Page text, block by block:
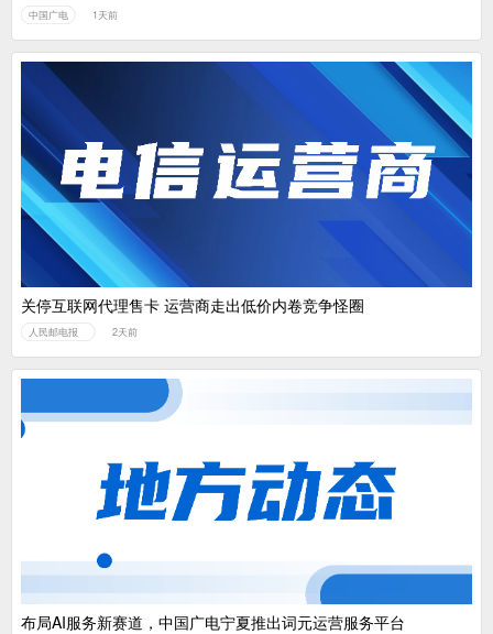
中国广电 1天前
关停互联网代理售卡 运营商走出低价内卷竞争怪圈
人民邮电报 2天前
布局AI服务新赛道，中国广电宁夏推出词元运营服务平台